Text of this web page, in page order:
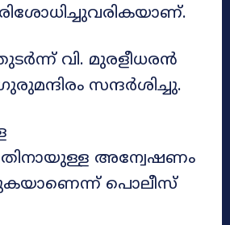
വി. മുരളീധരൻ
സന്ദർശിച്ചു.
അന്വേഷണം
പൊലീസ്